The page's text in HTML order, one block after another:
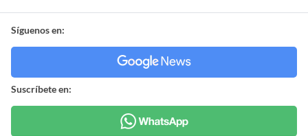
Síguenos en:
Suscríbete en: